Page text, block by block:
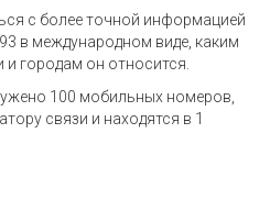
с более точной информацией
в международном виде, каким
городам он относится.
100 мобильных номеров,
связи и находятся в 1